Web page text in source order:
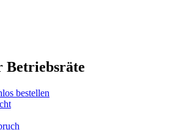
Betriebsräte
bestellen